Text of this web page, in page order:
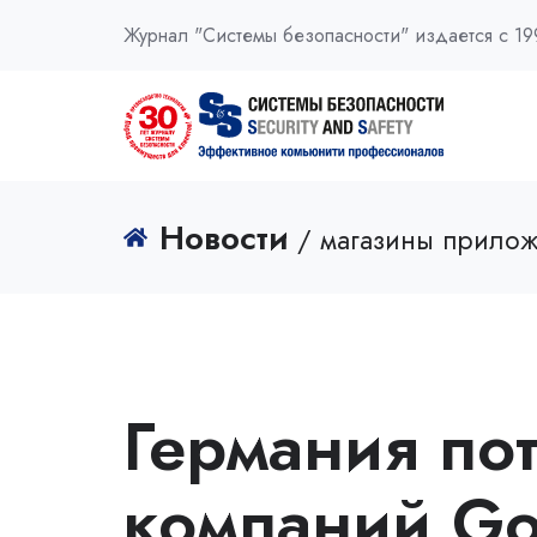
Журнал "Системы безопасности" издается с
Новости / магазины
Германия